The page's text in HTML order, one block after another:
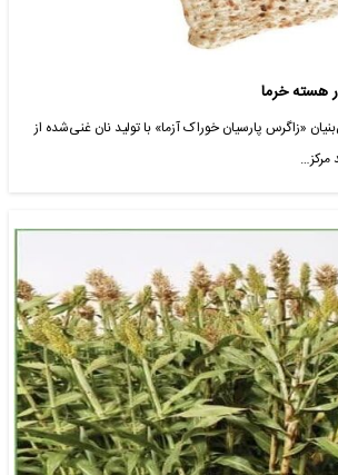
هسته خرما
«زاگرس پارسیان خوراک آزما» با تولید نان غنی‌شده از
مرکز…